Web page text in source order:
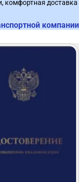
комфортная доставка
компании